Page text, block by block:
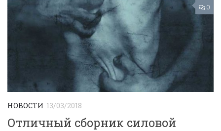
0
НОВОСТИ 13/03/2018
Отличный сборник силовой